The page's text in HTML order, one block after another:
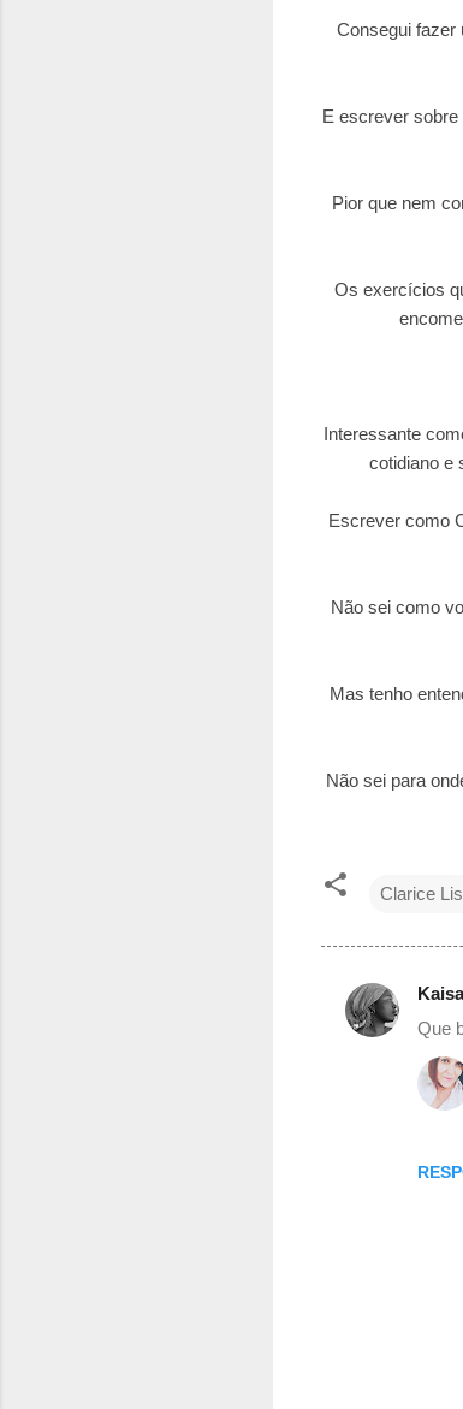
Consegui fazer
E escrever sobre
Pior que nem
Os exercícios
Interessante
cotidiano e
Escrever como
Não sei como
Mas tenho
Não sei para
Clarice
C
Kaisa
Que